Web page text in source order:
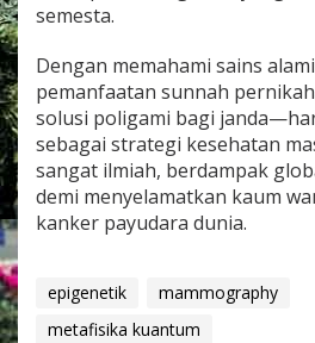
semesta.
Dengan memahami sains
pemanfaatan sunnah
solusi poligami bagi
sebagai strategi kesehatan
sangat ilmiah, berdampak
demi menyelamatkan kaum
kanker payudara dunia.
epigenetik
mammography
metafisika kuantum